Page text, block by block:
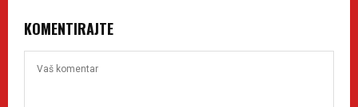
KOMENTIRAJTE